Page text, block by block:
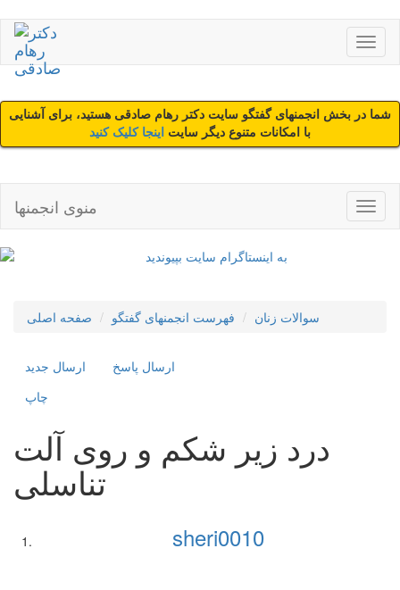
شما در بخش انجمنهای گفتگو سایت دکتر رهام صادقی هستید، برای آشنایی
با امکانات متنوع دیگر سایت اینجا کلیک کنید
منوی انجمنها
صفحه اصلی فهرست انجمنهای گفتگو سوالات زنان
ارسال جديد
ارسال پاسخ
چاپ
درد زیر شکم و روی آلت
تناسلی
sheri0010